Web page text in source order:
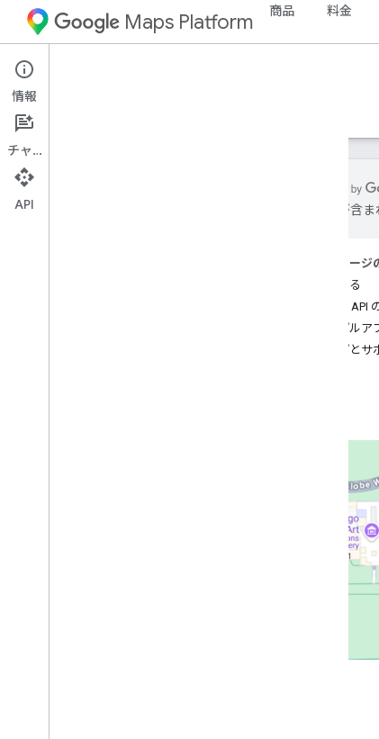
Maps Platform 商品 料金
Web Services
ガイド
は誤りが含
このページ
開始する
Places API
サンプルア
ヘルプとサ
情報
チャット
API